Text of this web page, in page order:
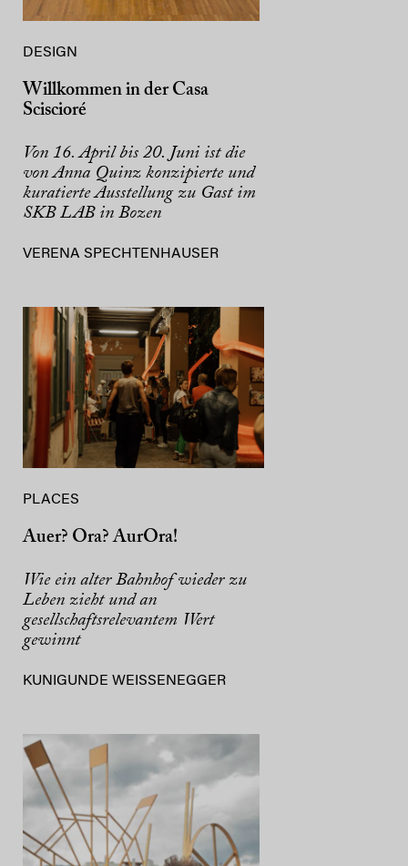
DESIGN
Willkommen in der Casa
Sciscioré
Von 16. April bis 20. Juni ist die
von Anna Quinz konzipierte und
kuratierte Ausstellung zu Gast im
SKB LAB in Bozen
VERENA SPECHTENHAUSER
PLACES
Auer? Ora? AurOra!
Wie ein alter Bahnhof wieder zu
Leben zieht und an
gesellschaftsrelevantem Wert
gewinnt
KUNIGUNDE WEISSENEGGER